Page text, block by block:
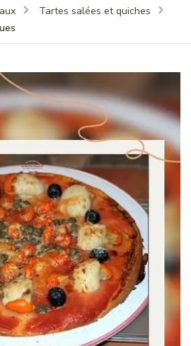
Tartes salées et quiches